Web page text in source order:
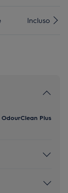
Incluso
Plus